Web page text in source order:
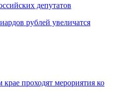
депутатов
рублей увеличатся
проходят мерориятия ко